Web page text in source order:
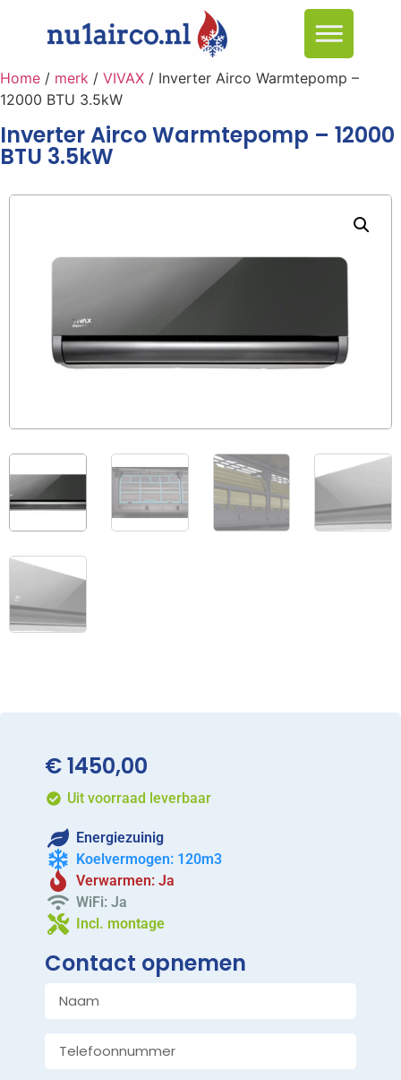
Home / merk / VIVAX / Inverter Airco Warmtepomp –
12000 BTU 3.5kW
Inverter Airco Warmtepomp – 12000
BTU 3.5kW
€1450,00
Uit voorraad leverbaar
Energiezuinig
Koelvermogen: 120m3
Verwarmen: Ja
WiFi: Ja
Incl. montage
Contact opnemen